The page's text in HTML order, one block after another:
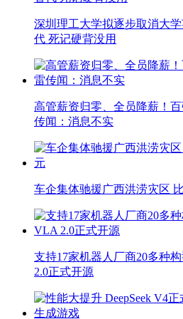
深圳理工大学拟逐步取消大
代 死记硬背没用
高管薪资归零、全员降薪！
传闻：消息不实
车企集体驰援广西洪涝灾区
支持17家机器人厂商20多种
2.0正式开源